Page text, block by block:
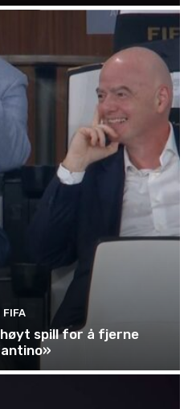
FIFA
høyt spill for å fjerne